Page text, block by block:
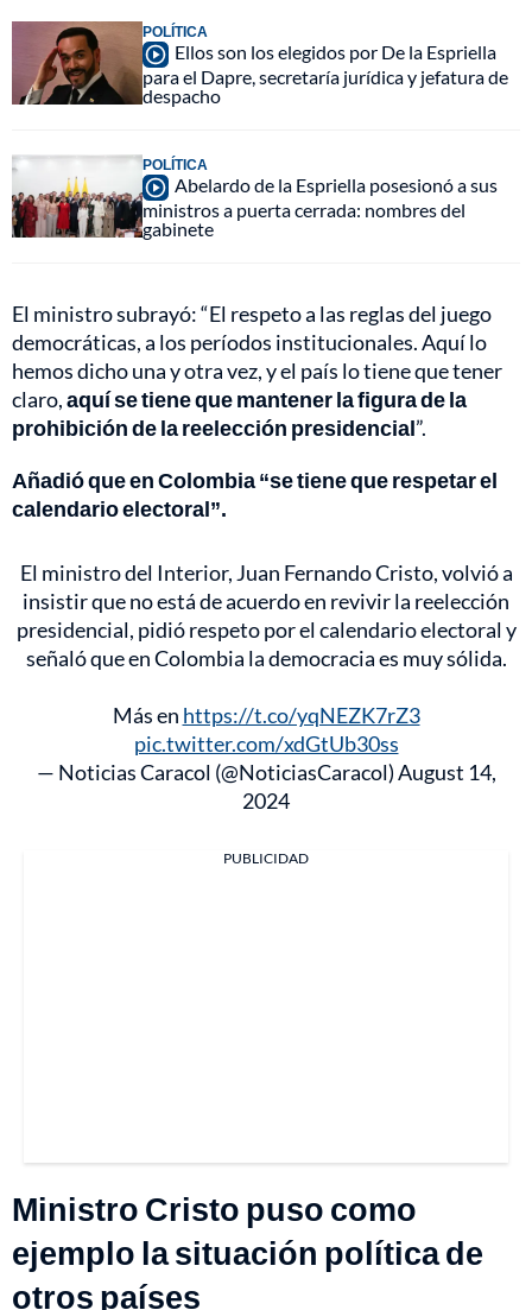
POLÍTICA
Ellos son los elegidos por De la Espriella
para el Dapre, secretaría jurídica y jefatura de
despacho
POLÍTICA
Abelardo de la Espriella posesionó a sus
ministros a puerta cerrada: nombres del
gabinete
El ministro subrayó: “El respeto a las reglas del juego
democráticas, a los períodos institucionales. Aquí lo
hemos dicho una y otra vez, y el país lo tiene que tener
claro,aquí se tiene que mantener la figura de la
prohibición de la reelección presidencial”.
Añadió que en Colombia “se tiene que respetar el
calendario electoral”.
El ministro del Interior, Juan Fernando Cristo, volvió a
insistir que no está de acuerdo en revivir la reelección
presidencial, pidió respeto por el calendario electoral y
señaló que en Colombia la democracia es muy sólida.
Más en https://t.co/yqNEZK7rZ3
pic.twitter.com/xdGtUb30ss
— Noticias Caracol (@NoticiasCaracol)August 14,
2024
PUBLICIDAD
Ministro Cristo puso como
ejemplo la situación política de
otros países